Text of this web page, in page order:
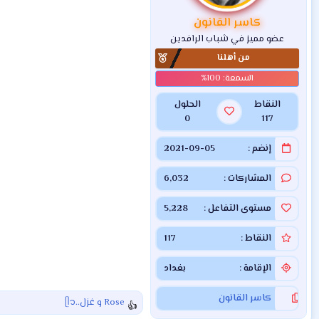
كاسر القانون
عضو مميز في شباب الرافدين
من أهلنا
النقاط
117
الحلول
0
إنضم 2021-09-05
المشاركات 6,032
مستوى التفاعل 5,228
النقاط 117
الإقامة بغداد
كاسر القانون
ا
Rose و غزل..ᥫ᭡